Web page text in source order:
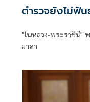
"ในหลวง-พระราชินี"
มาลา